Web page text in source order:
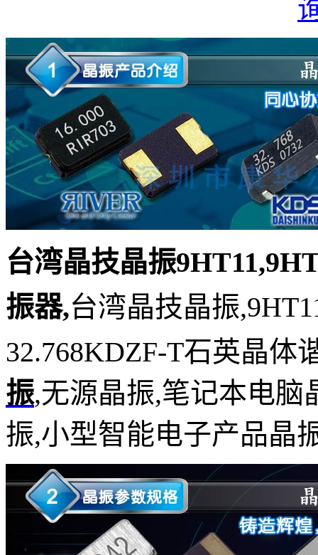
台湾晶技晶振
振器,台湾晶技晶振
32.768KDZF-T石英晶体
振,无源晶振,笔记本电脑
振,小型智能电子产品晶